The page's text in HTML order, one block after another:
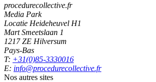
procedurecollective.fr
Media Park
Locatie Heideheuvel H1
Mart Smeetslaan 1
1217 ZE Hilversum
Pays-Bas
T: +31(0)85-3330016
E: info@procedurecollective.fr
Nos autres sites